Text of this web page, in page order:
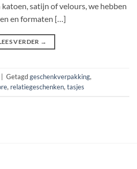
satijn of velours, we hebben
en formaten […]
VERDER →
Getagdgeschenkverpakking,
, relatiegeschenken, tasjes